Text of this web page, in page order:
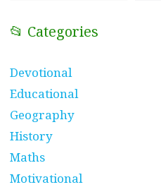
📂 Categories
Devotional
Educational
Geography
History
Maths
Motivational